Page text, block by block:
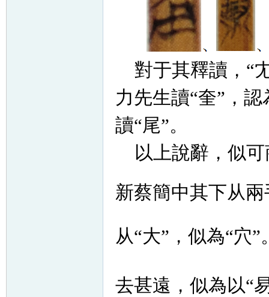
對于其釋讀， “
力先生讀“奎”，
讀“尾”。
以上說辭，似可
新蔡簡中其下从
从“大”，似為“穴”
去甚遠，似為以“